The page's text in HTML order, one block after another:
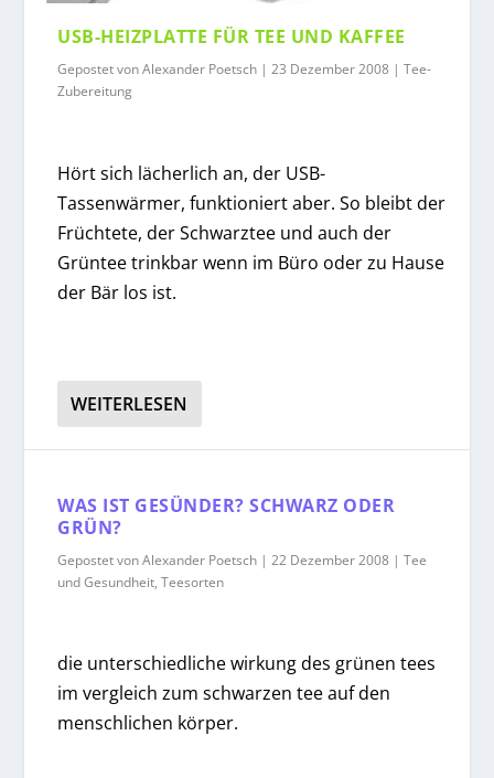
USB-HEIZPLATTE FÜR TEE UND KAFFEE
Gepostet vonAlexander Poetsch |23 Dezember 2008 |Tee-
Zubereitung
Hört sich lächerlich an, der USB-
Tassenwärmer, funktioniert aber. So bleibt der
Früchtete, der Schwarztee und auch der
Grüntee trinkbar wenn im Büro oder zu Hause
der Bär los ist.
WEITERLESEN
WAS IST GESÜNDER? SCHWARZ ODER
GRÜN?
Gepostet vonAlexander Poetsch |22 Dezember 2008 |Tee
und Gesundheit,Teesorten
die unterschiedliche wirkung des grünen tees
im vergleich zum schwarzen tee auf den
menschlichen körper.